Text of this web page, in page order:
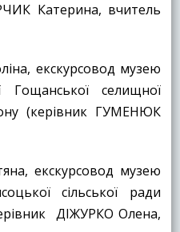
Катерина, вчитель
екскурсовод музею
Гощанської селищної
(керівник ГУМЕНЮК
екскурсовод музею
сільської ради
ДІЖУРКО Олена,